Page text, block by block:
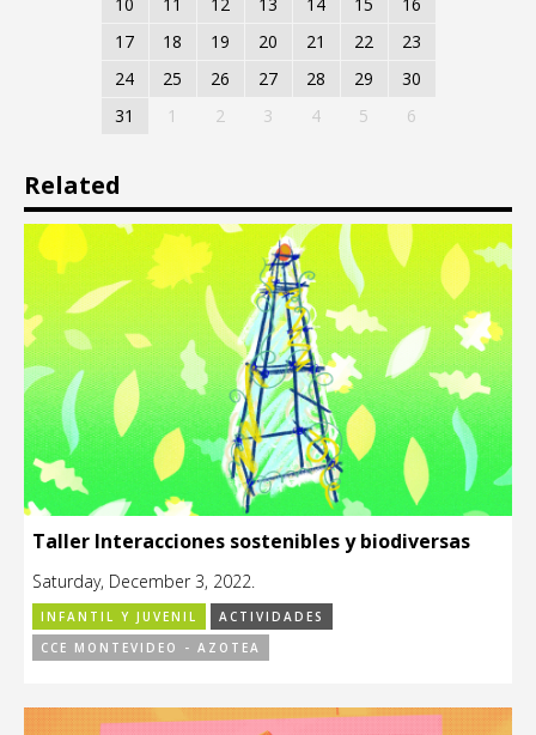
17
18 19 20 21 22
23
24
25 26 27 28 29
30
31
1 2 3 4 5 6
Related
Taller Interacciones sostenibles y biodiversas
Saturday, December 3, 2022.
INFANTIL Y JUVENIL
ACTIVIDADES
CCE MONTEVIDEO - AZOTEA